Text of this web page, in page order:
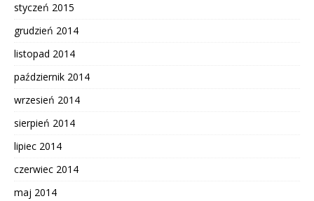
styczeń 2015
grudzień 2014
listopad 2014
październik 2014
wrzesień 2014
sierpień 2014
lipiec 2014
czerwiec 2014
maj 2014